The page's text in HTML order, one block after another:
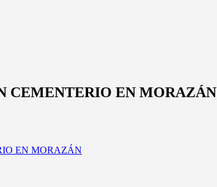
CEMENTERIO EN MORAZÁN